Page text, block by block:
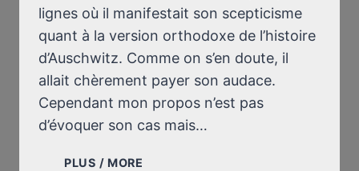
lignes où il manifestait son scepticisme
quant à la version orthodoxe de l’histoire
d’Ausch­witz. Comme on s’en doute, il
allait chèrement payer son audace.
Cependant mon propos n’est pas
d’évoquer son cas mais…
PLUS / MORE